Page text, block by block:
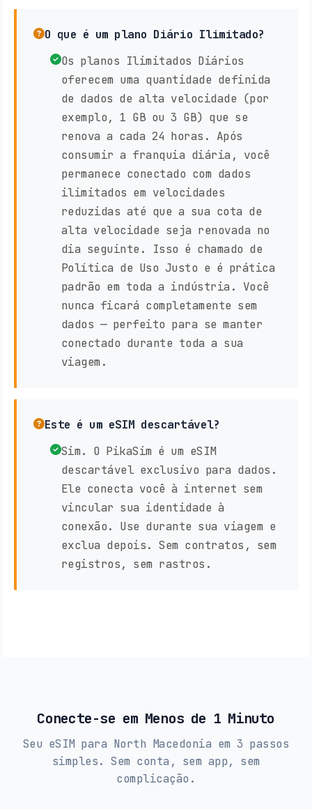
O que é um plano Diário Ilimitado?
Os planos Ilimitados Diários
oferecem uma quantidade definida
de dados de alta velocidade (por
exemplo, 1 GB ou 3 GB) que se
renova a cada 24 horas. Após
consumir a franquia diária, você
permanece conectado com dados
ilimitados em velocidades
reduzidas até que a sua cota de
alta velocidade seja renovada no
dia seguinte. Isso é chamado de
Política de Uso Justo e é prática
padrão em toda a indústria. Você
nunca ficará completamente sem
dados — perfeito para se manter
conectado durante toda a sua
viagem.
Este é um eSIM descartável?
Sim. O PikaSim é um eSIM
descartável exclusivo para dados.
Ele conecta você à internet sem
vincular sua identidade à
conexão. Use durante sua viagem e
exclua depois. Sem contratos, sem
registros, sem rastros.
Conecte-se em Menos de 1 Minuto
Seu eSIM para North Macedonia em 3 passos
simples. Sem conta, sem app, sem
complicação.